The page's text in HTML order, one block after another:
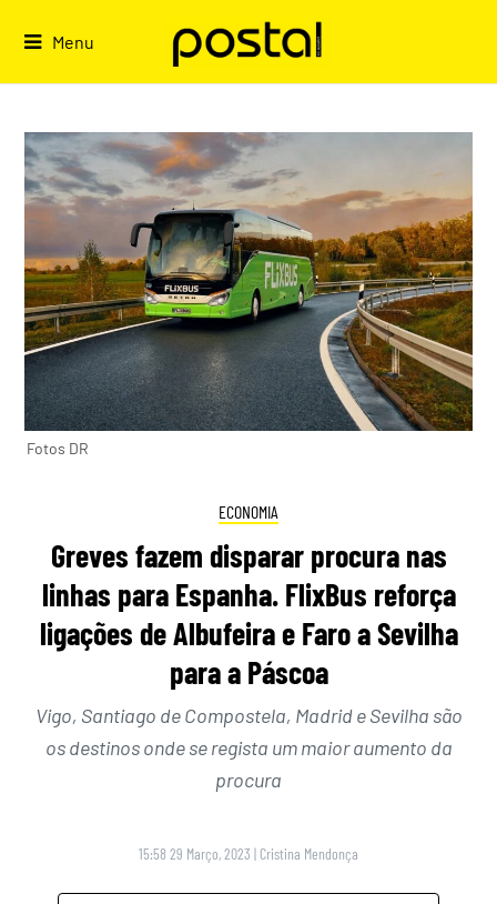
Menu
Fotos DR
ECONOMIA
Greves fazem disparar procura nas
linhas para Espanha. FlixBus reforça
ligações de Albufeira e Faro a Sevilha
para a Páscoa
Vigo, Santiago de Compostela, Madrid e Sevilha são
os destinos onde se regista um maior aumento da
procura
15:58 29 Março, 2023 | Cristina Mendonça